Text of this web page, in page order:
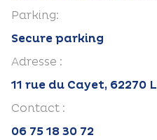
Parking:
Secure parking
Adresse :
11 rue du Cayet, 62270
Contact :
06 75 18 30 72